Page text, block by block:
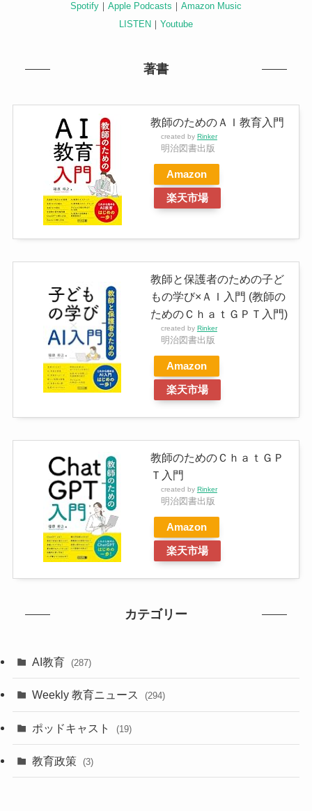
Spotify ｜ Apple Podcasts ｜ Amazon Music
LISTEN ｜ Youtube
著書
教師のためのＡＩ教育入門
created by Rinker
明治図書出版
Amazon
楽天市場
教師と保護者のための子ど
もの学び×ＡＩ入門 (教師の
ためのＣｈａｔＧＰＴ入門)
created by Rinker
明治図書出版
Amazon
楽天市場
教師のためのＣｈａｔＧＰ
Ｔ入門
created by Rinker
明治図書出版
Amazon
楽天市場
カテゴリー
AI教育 (287)
Weekly 教育ニュース (294)
ポッドキャスト (19)
教育政策 (3)